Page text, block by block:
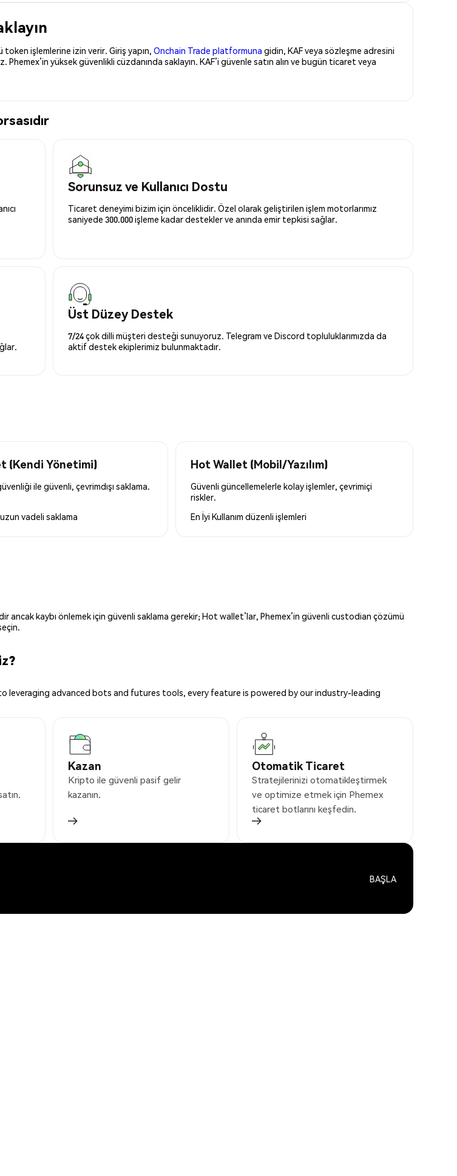
işlemlerine izin verir. Giriş yapın, Onchain Trade platformuna gidin, KAF veya sözleşme adresini
yüksek güvenlikli cüzdanında saklayın. KAF’i güvenle satın alın ve bugün ticaret veya
Sorunsuz ve Kullanıcı Dostu
Ticaret deneyimi bizim için önceliklidir. Özel olarak geliştirilen işlem motorlarımız
saniyede 300.000 işleme kadar destekler ve anında emir tepkisi sağlar.
Üst Düzey Destek
7/24 çok dilli müşteri desteği sunuyoruz. Telegram ve Discord topluluklarımızda da
aktif destek ekiplerimiz bulunmaktadır.
(Kendi Yönetimi)
ile güvenli, çevrimdışı saklama.
uzun vadeli saklama
Hot Wallet (Mobil/Yazılım)
Güvenli güncellemelerle kolay işlemler, çevrimiçi
riskler.
En İyi Kullanım düzenli işlemleri
ancak kaybı önlemek için güvenli saklama gerekir; Hot wallet’lar, Phemex’in güvenli custodian çözümü
leveraging advanced bots and futures tools, every feature is powered by our industry-leading
Kazan
Kripto ile güvenli pasif gelir
kazanın.
Otomatik Ticaret
Stratejilerinizi otomatikleştirmek
ve optimize etmek için Phemex
ticaret botlarını keşfedin.
BAŞLA